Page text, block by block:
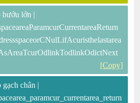
bướu lớn |
[Copy]
chân |